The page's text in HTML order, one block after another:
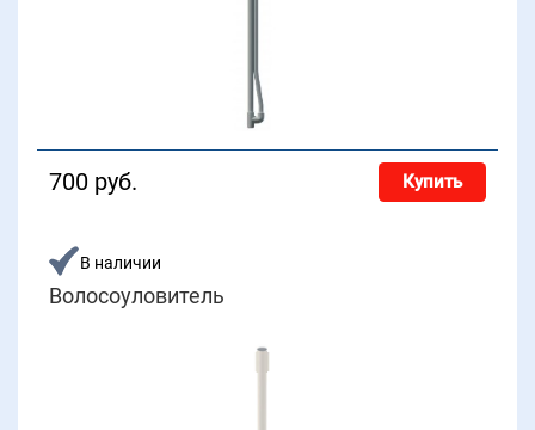
700 руб. Купить
В наличии
Волосоуловитель